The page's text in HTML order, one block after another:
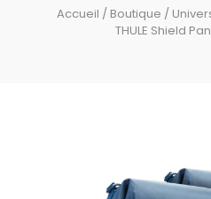
Accueil / Boutique /
THULE Shield